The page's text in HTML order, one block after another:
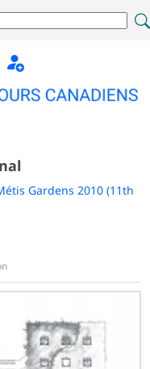
Gardens 2010 (11th